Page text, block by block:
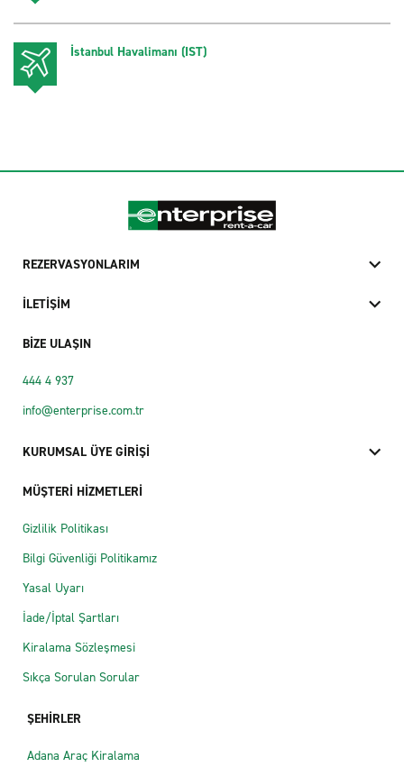
İstanbul Havalimanı (IST)
REZERVASYONLARIM
İLETİŞİM
BİZE ULAŞIN
444 4 937
info@enterprise.com.tr
KURUMSAL ÜYE GİRİŞİ
MÜŞTERİ HİZMETLERİ
Gizlilik Politikası
Bilgi Güvenliği Politikamız
Yasal Uyarı
İade/İptal Şartları
Kiralama Sözleşmesi
Sıkça Sorulan Sorular
ŞEHİRLER
Adana Araç Kiralama